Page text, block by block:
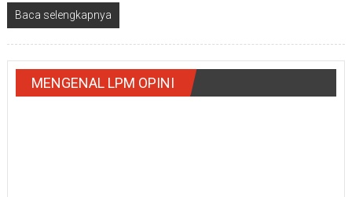
Baca selengkapnya
MENGENAL LPM OPINI